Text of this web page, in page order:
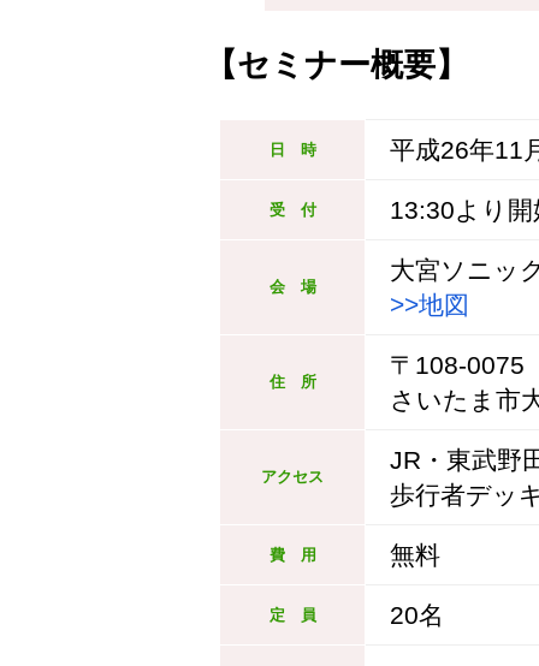
【セミナー概要】
日 時 平成26年11
受 付 13:30より開
会 場
大宮ソニッ
>>地図
住 所
〒108-0075
さいたま市
アクセス
JR・東武野
歩行者デッ
費 用 無料
定 員 20名